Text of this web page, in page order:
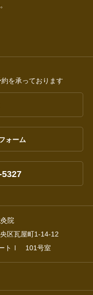
を承っております
ォーム
院
区瓦屋町1-14-12
ートⅠ 101号室